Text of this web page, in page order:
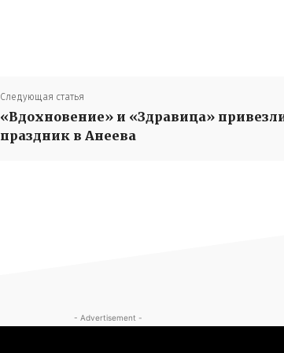
Следующая статья
«Вдохновение» и «Здравица»
праздник в Анеева
- Advertisement -